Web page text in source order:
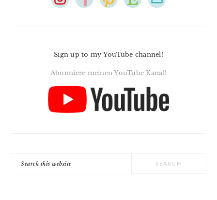
Sign up to my YouTube channel!
Abonniere meinen YouTube Kanal!